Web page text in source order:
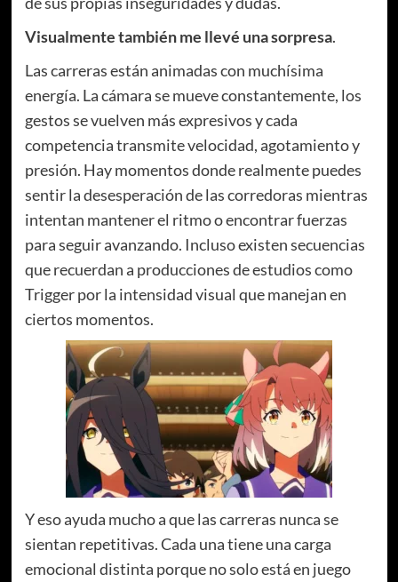
Visualmente también me llevé una sorpresa.
Las carreras están animadas con muchísima
energía. La cámara se mueve constantemente, los
gestos se vuelven más expresivos y cada
competencia transmite velocidad, agotamiento y
presión. Hay momentos donde realmente puedes
sentir la desesperación de las corredoras mientras
intentan mantener el ritmo o encontrar fuerzas
para seguir avanzando. Incluso existen secuencias
que recuerdan a producciones de estudios como
Trigger por la intensidad visual que manejan en
ciertos momentos.
Y eso ayuda mucho a que las carreras nunca se
sientan repetitivas. Cada una tiene una carga
emocional distinta porque no solo está en juego